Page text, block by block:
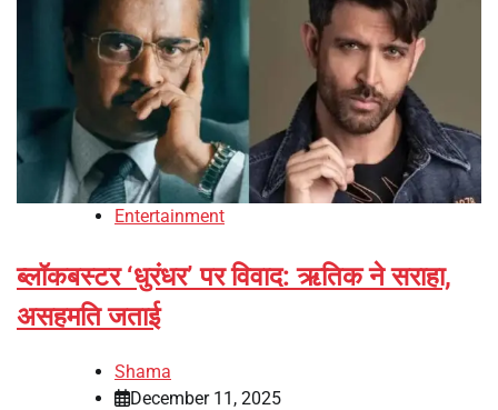
Entertainment
ब्लॉकबस्टर ‘धुरंधर’ पर विवाद: ऋतिक ने सराहा,
असहमति जताई
Shama
December 11, 2025